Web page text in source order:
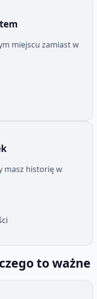
miejscu zamiast w
masz historię w
to ważne